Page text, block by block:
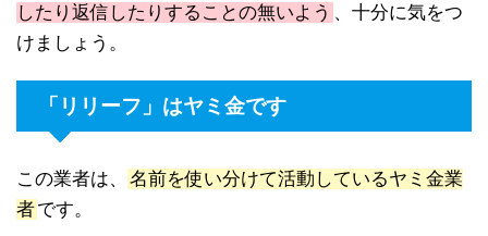
したり返信したりすることの無いよう 、十分に気をつ
けましょう。
「リリーフ」はヤミ金です
この業者は、
名前を使い分けて活動しているヤミ金業
者です。